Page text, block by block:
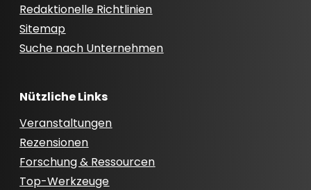
Redaktionelle Richtlinien
Sitemap
Suche nach Unternehmen
Nützliche Links
Veranstaltungen
Rezensionen
Forschung & Ressourcen
Top-Werkzeuge